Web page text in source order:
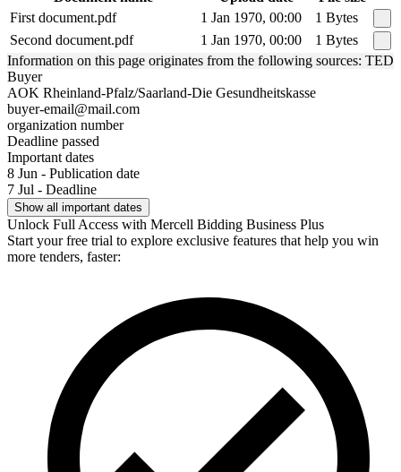
First document.pdf
1 Jan 1970, 00:00
1 Bytes
Second document.pdf
1 Jan 1970, 00:00
1 Bytes
Information on this page originates from the following sources: TED
Buyer
AOK Rheinland-Pfalz/Saarland-Die Gesundheitskasse
buyer-email@mail.com
organization number
Deadline passed
Important dates
8 Jun - Publication date
7 Jul - Deadline
Show all important dates
Unlock Full Access with Mercell Bidding Business Plus
Start your free trial to explore exclusive features that help you win
more tenders, faster: